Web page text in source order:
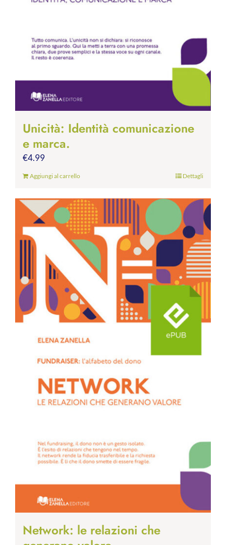
Unicità: Identità comunicazione
e marca.
€4.99
Aggiungi al carrello Dettagli
Network: le relazioni che